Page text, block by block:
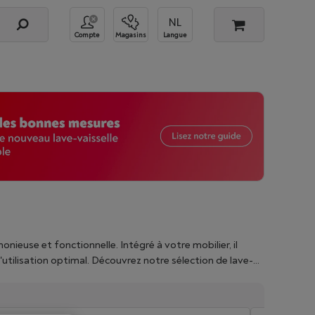
Compte Magasins Langue
et fonctionnelle. Intégré à votre mobilier, il
optimal. Découvrez notre sélection de lave-